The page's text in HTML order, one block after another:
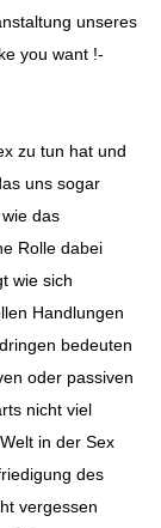
unseres
you want !-
zu tun hat und
uns sogar
das
Rolle dabei
wie sich
Handlungen
bedeuten
oder passiven
nicht viel
in der Sex
des
vergessen